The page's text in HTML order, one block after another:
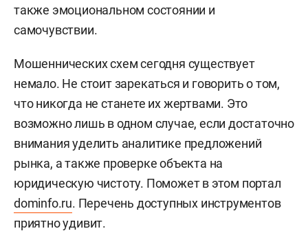
также эмоциональном состоянии и
самочувствии.
Мошеннических схем сегодня существует
немало. Не стоит зарекаться и говорить о том,
что никогда не станете их жертвами. Это
возможно лишь в одном случае, если достаточно
внимания уделить аналитике предложений
рынка, а также проверке объекта на
юридическую чистоту. Поможет в этом портал
dominfo.ru. Перечень доступных инструментов
приятно удивит.